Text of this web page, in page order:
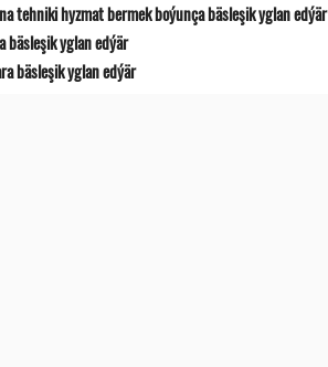
tehniki hyzmat bermek boýunça bäsleşik yglan edýär
bäsleşik yglan edýär
bäsleşik yglan edýär